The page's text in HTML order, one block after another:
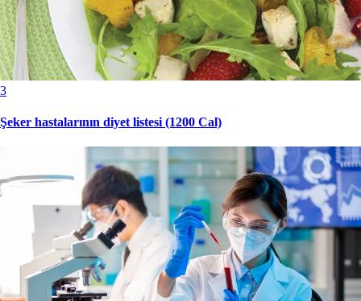
3
Şeker hastalarının diyet listesi (1200 Cal)